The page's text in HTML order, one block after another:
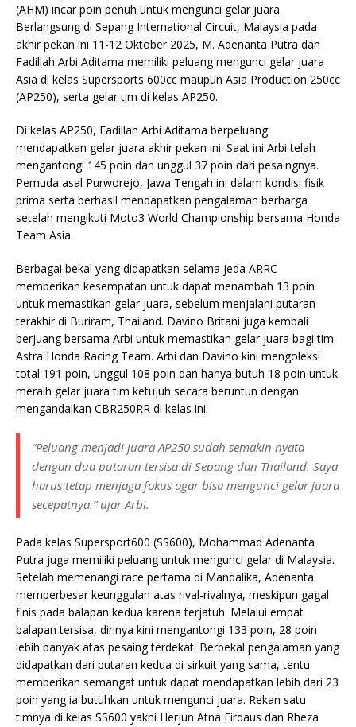
(AHM) incar poin penuh untuk mengunci gelar juara.
Berlangsung di Sepang International Circuit, Malaysia pada
akhir pekan ini 11-12 Oktober 2025, M. Adenanta Putra dan
Fadillah Arbi Aditama memiliki peluang mengunci gelar juara
Asia di kelas Supersports 600cc maupun Asia Production 250cc
(AP250), serta gelar tim di kelas AP250.
Di kelas AP250, Fadillah Arbi Aditama berpeluang
mendapatkan gelar juara akhir pekan ini. Saat ini Arbi telah
mengantongi 145 poin dan unggul 37 poin dari pesaingnya.
Pemuda asal Purworejo, Jawa Tengah ini dalam kondisi fisik
prima serta berhasil mendapatkan pengalaman berharga
setelah mengikuti Moto3 World Championship bersama Honda
Team Asia.
Berbagai bekal yang didapatkan selama jeda ARRC
memberikan kesempatan untuk dapat menambah 13 poin
untuk memastikan gelar juara, sebelum menjalani putaran
terakhir di Buriram, Thailand. Davino Britani juga kembali
berjuang bersama Arbi untuk memastikan gelar juara bagi tim
Astra Honda Racing Team. Arbi dan Davino kini mengoleksi
total 191 poin, unggul 108 poin dan hanya butuh 18 poin untuk
meraih gelar juara tim ketujuh secara beruntun dengan
mengandalkan CBR250RR di kelas ini.
“Peluang menjadi juara AP250 sudah semakin nyata
dengan dua putaran tersisa di Sepang dan Thailand. Saya
harus tetap menjaga fokus agar bisa mengunci gelar juara
secepatnya.” ujar Arbi.
Pada kelas Supersport600 (SS600), Mohammad Adenanta
Putra juga memiliki peluang untuk mengunci gelar di Malaysia.
Setelah memenangi race pertama di Mandalika, Adenanta
memperbesar keunggulan atas rival-rivalnya, meskipun gagal
finis pada balapan kedua karena terjatuh. Melalui empat
balapan tersisa, dirinya kini mengantongi 133 poin, 28 poin
lebih banyak atas pesaing terdekat. Berbekal pengalaman yang
didapatkan dari putaran kedua di sirkuit yang sama, tentu
memberikan semangat untuk dapat mendapatkan lebih dari 23
poin yang ia butuhkan untuk mengunci juara. Rekan satu
timnya di kelas SS600 yakni Herjun Atna Firdaus dan Rheza